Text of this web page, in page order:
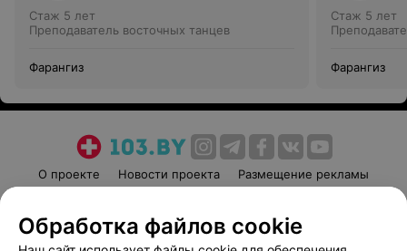
Стаж 5 лет
Преподаватель восточных танцев
Фарангиз
Стаж 5 лет
Фарангиз
О проекте Новости проекта
Размещение рекламы
Пользовательское соглашение
Способы оплаты
Обработка файлов cookie